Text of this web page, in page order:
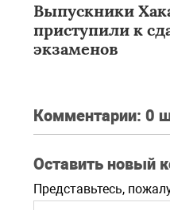
Выпускники
приступили к
экзаменов
Комментарии: 0
Оставить новый
Представьтесь,